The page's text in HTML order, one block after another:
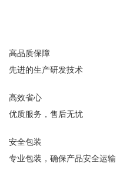
高品质保障
先进的生产研发技术
高效省心
优质服务，售后无忧
安全包装
专业包装，确保产品安全运输